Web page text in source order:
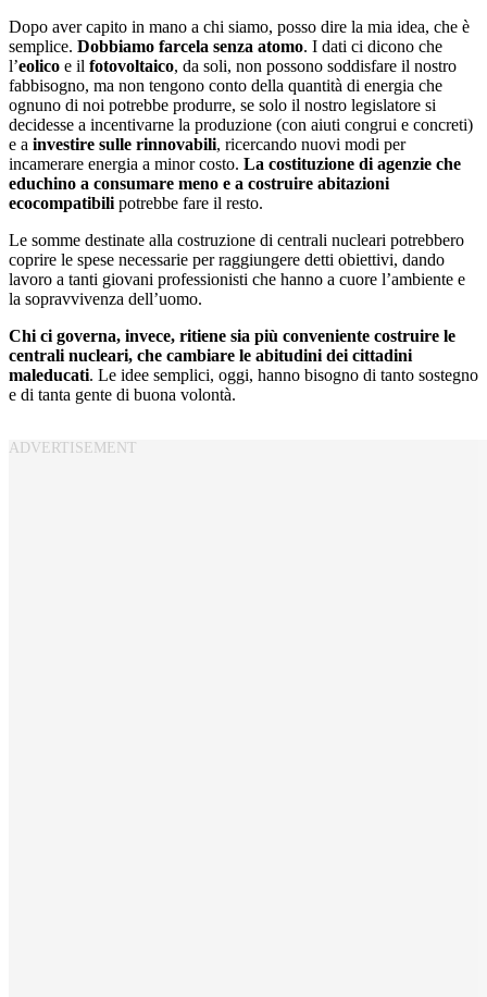
Dopo aver capito in mano a chi siamo, posso dire la mia idea, che è
semplice. Dobbiamo farcela senza atomo. I dati ci dicono che
l’eolico e il fotovoltaico, da soli, non possono soddisfare il nostro
fabbisogno, ma non tengono conto della quantità di energia che
ognuno di noi potrebbe produrre, se solo il nostro legislatore si
decidesse a incentivarne la produzione (con aiuti congrui e concreti)
e a investire sulle rinnovabili, ricercando nuovi modi per
incamerare energia a minor costo. La costituzione di agenzie che
educhino a consumare meno e a costruire abitazioni
ecocompatibili potrebbe fare il resto.
Le somme destinate alla costruzione di centrali nucleari potrebbero
coprire le spese necessarie per raggiungere detti obiettivi, dando
lavoro a tanti giovani professionisti che hanno a cuore l’ambiente e
la sopravvivenza dell’uomo.
Chi ci governa, invece, ritiene sia più conveniente costruire le
centrali nucleari, che cambiare le abitudini dei cittadini
maleducati. Le idee semplici, oggi, hanno bisogno di tanto sostegno
e di tanta gente di buona volontà.